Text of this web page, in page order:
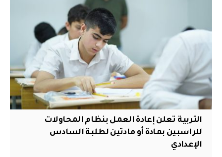
التربية تعلن إعادة العمل بنظام المحاولات
للراسبين بمادة أو مادتين لطلبة السادس
الإعدادي